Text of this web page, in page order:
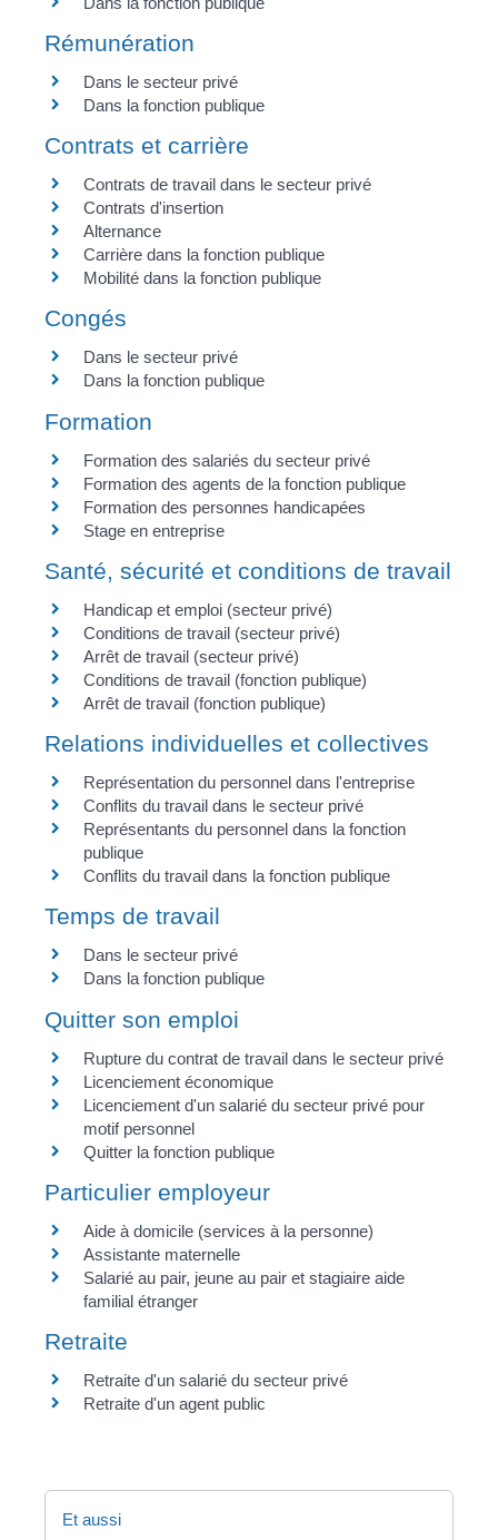
Rémunération
Dans le secteur privé
Dans la fonction publique
Contrats et carrière
Contrats de travail dans le secteur privé
Contrats d'insertion
Alternance
Carrière dans la fonction publique
Mobilité dans la fonction publique
Congés
Dans le secteur privé
Dans la fonction publique
Formation
Formation des salariés du secteur privé
Formation des agents de la fonction publique
Formation des personnes handicapées
Stage en entreprise
Santé, sécurité et conditions de travail
Handicap et emploi (secteur privé)
Conditions de travail (secteur privé)
Arrêt de travail (secteur privé)
Conditions de travail (fonction publique)
Arrêt de travail (fonction publique)
Relations individuelles et collectives
Représentation du personnel dans l'entreprise
Conflits du travail dans le secteur privé
Représentants du personnel dans la fonction
publique
Conflits du travail dans la fonction publique
Temps de travail
Dans le secteur privé
Dans la fonction publique
Quitter son emploi
Rupture du contrat de travail dans le secteur privé
Licenciement économique
Licenciement d'un salarié du secteur privé pour
motif personnel
Quitter la fonction publique
Particulier employeur
Aide à domicile (services à la personne)
Assistante maternelle
Salarié au pair, jeune au pair et stagiaire aide
familial étranger
Retraite
Retraite d'un salarié du secteur privé
Retraite d'un agent public
Et aussi